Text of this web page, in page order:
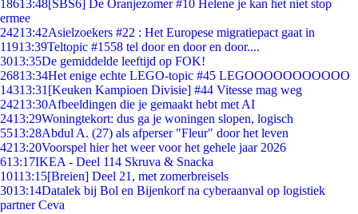
18613:48[SBS6] De Oranjezomer #10 Helene je kan het niet stop
ermee
24213:42Asielzoekers #22 : Het Europese migratiepact gaat in
11913:39Teltopic #1558 tel door en door en door....
3013:35De gemiddelde leeftijd op FOK!
26813:34Het enige echte LEGO-topic #45 LEGOOOOOOOOOOO
14313:31 [Keuken Kampioen Divisie] #44 Vitesse mag weg
24213:30Afbeeldingen die je gemaakt hebt met AI
2413:29Woningtekort: dus ga je woningen slopen, logisch
5513:28Abdul A. (27) als afperser "Fleur" door het leven
4213:20Voorspel hier het weer voor het gehele jaar 2026
613:17IKEA - Deel 114 Skruva & Snacka
10113:15[Breien] Deel 21, met zomerbreisels
3013:14Datalek bij Bol en Bijenkorf na cyberaanval op logistiek
partner Ceva